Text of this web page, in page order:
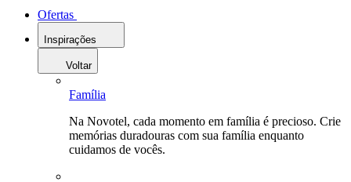
Ofertas
Inspirações
Voltar
Família
Na Novotel, cada momento em família é precioso. Crie
memórias duradouras com sua família enquanto
cuidamos de vocês.